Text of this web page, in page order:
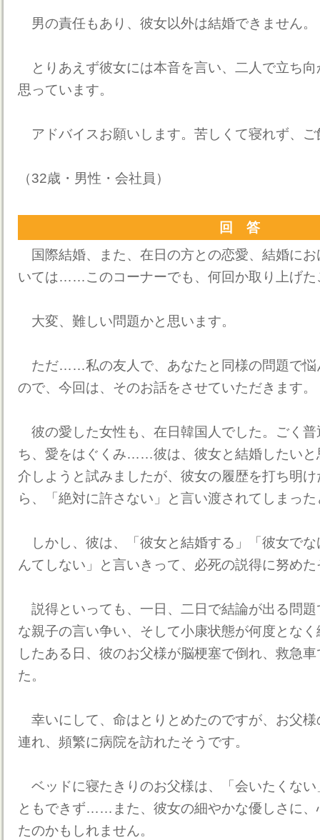
男の責任もあり、彼女以外は結婚できません。
とりあえず彼女には本音を言い、二人で立ち
思っています。
アドバイスお願いします。苦しくて寝れず、
（32歳・男性・会社員）
回 答
国際結婚、また、在日の方との恋愛、結婚に
いては……このコーナーでも、何回か取り上げた
大変、難しい問題かと思います。
ただ……私の友人で、あなたと同様の問題で悩
ので、今回は、そのお話をさせていただきます。
彼の愛した女性も、在日韓国人でした。ごく普
ち、愛をはぐくみ……彼は、彼女と結婚したいと
介しようと試みましたが、彼女の履歴を打ち明
ら、「絶対に許さない」と言い渡されてしまっ
しかし、彼は、「彼女と結婚する」「彼女で
んてしない」と言いきって、必死の説得に努め
説得といっても、一日、二日で結論が出る問
な親子の言い争い、そして小康状態が何度とな
したある日、彼のお父様が脳梗塞で倒れ、救急
た。
幸いにして、命はとりとめたのですが、お父
連れ、頻繁に病院を訪れたそうです。
ベッドに寝たきりのお父様は、「会いたくな
ともできず……また、彼女の細やかな優しさに、
たのかもしれません。